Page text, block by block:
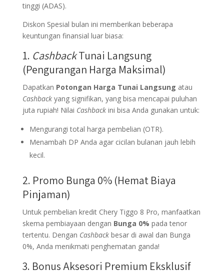
tinggi (ADAS).
Diskon Spesial bulan ini memberikan beberapa
keuntungan finansial luar biasa:
1. CashbackTunai Langsung
(Pengurangan Harga Maksimal)
Dapatkan Potongan Harga Tunai Langsung atau
Cashbackyang signifikan, yang bisa mencapai puluhan
juta rupiah! Nilai Cashbackini bisa Anda gunakan untuk:
Mengurangi total harga pembelian (OTR).
Menambah DP Anda agar cicilan bulanan jauh lebih
kecil.
2. Promo Bunga 0% (Hemat Biaya
Pinjaman)
Untuk pembelian kredit Chery Tiggo 8 Pro, manfaatkan
skema pembiayaan dengan Bunga 0% pada tenor
tertentu. Dengan Cashbackbesar di awal dan Bunga
0%, Anda menikmati penghematan ganda!
3. Bonus Aksesori Premium Eksklusif